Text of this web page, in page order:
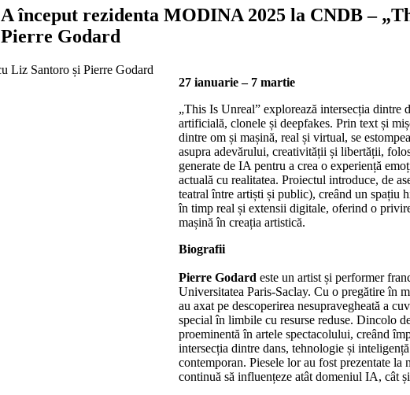
A început rezidenta MODINA 2025 la CNDB –
Pierre Godard
27 ianuarie – 7 martie
„This Is Unreal” explorează intersecția dintre
artificială, clonele și deepfakes. Prin text și
dintre om și mașină, real și virtual, se
asupra adevărului, creativității și libertății,
generate de IA pentru a crea o experiență
actuală cu realitatea. Proiectul introduce, de
teatral între artiști și public), creând un spațiu
în timp real și extensii digitale, oferind o
mașină în creația artistică.
Biografii
Pierre Godard este un artist și performer
Universitatea Paris-Saclay. Cu o pregătire în
au axat pe descoperirea nesupravegheată a
special în limbile cu resurse reduse. Dincolo
proeminentă în artele spectacolului, creând
intersecția dintre dans, tehnologie și
contemporan. Piesele lor au fost prezentate
continuă să influențeze atât domeniul IA, cât